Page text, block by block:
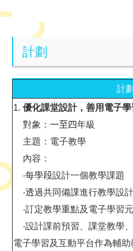
計劃
計
1. 優化課堂設計，善用電子學
對象： 一至四年級
主題：電子教學
內容：
‧每學段設計一個教學課題
‧透過共同備課進行教學設計
‧訂定教學重點及電子學習
‧設計課前預習、課堂教學
電子學習及互動平台作為輔